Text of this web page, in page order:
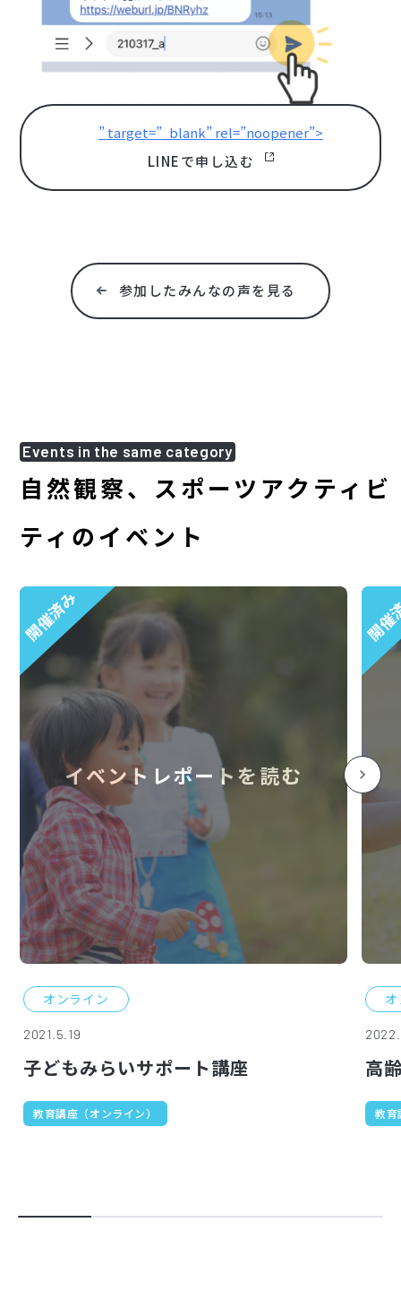
” target=”_blank” rel=”noopener”>
LINEで申し込む
参加したみんなの声を見る
Events in the same category
自然観察、スポーツアクティビ
ティのイベント
開催済み
イベントレポートを読む
オンライン
2021.5.19
子どもみらいサポート講座
教育講座（オンライン）
開
高
教育